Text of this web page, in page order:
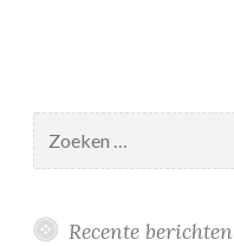
naar:
Recente berichten